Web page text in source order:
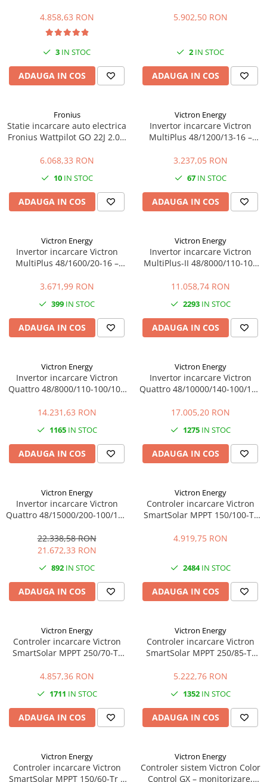
incalzire apa
4.858,63 RON
3 IN STOC
ADAUGA IN COS
inteligent
5.902,50 RON
2 IN STOC
ADAUGA IN COS
Fronius
Statie incarcare auto electrica
Fronius Wattpilot GO 22J 2.0 –
inteligent
6.068,33 RON
10IN STOC
ADAUGA IN COS
Victron Energy
Invertor incarcare Victron
MultiPlus 48/1200/13-16 –
baterii
3.237,05 RON
67IN STOC
ADAUGA IN COS
Victron Energy
Invertor incarcare Victron
MultiPlus 48/1600/20-16 –
baterii
3.671,99 RON
399 IN STOC
ADAUGA IN COS
Victron Energy
Invertor incarcare Victron
MultiPlus-II 48/8000/110-100
PowerAssist
11.058,74 RON
2293IN STOC
ADAUGA IN COS
Victron Energy
Invertor incarcare Victron
Quattro 48/8000/110-100/100
PowerAssist
14.231,63 RON
1165IN STOC
ADAUGA IN COS
Victron Energy
Invertor incarcare Victron
Quattro 48/10000/140-100/100
PowerAssist
17.005,20 RON
1275IN STOC
ADAUGA IN COS
Victron Energy
Invertor incarcare Victron
Quattro 48/15000/200-100/100
PowerAssist
22.338,58 RON
21.672,33 RON
892 IN STOC
ADAUGA IN COS
Victron Energy
Controler incarcare Victron
SmartSolar MPPT 150/100-Tr
eficienta maxima
4.919,75 RON
2484IN STOC
ADAUGA IN COS
Victron Energy
Controler incarcare Victron
SmartSolar MPPT 250/70-Tr
eficienta maxima
4.857,36 RON
1711 IN STOC
ADAUGA IN COS
Victron Energy
Controler incarcare Victron
SmartSolar MPPT 250/85-Tr
eficienta maxima
5.222,76 RON
1352IN STOC
ADAUGA IN COS
Victron Energy
Controler incarcare Victron
SmartSolar MPPT 150/60-Tr –
Victron Energy
Controler sistem Victron Color
Control GX – monitorizare,